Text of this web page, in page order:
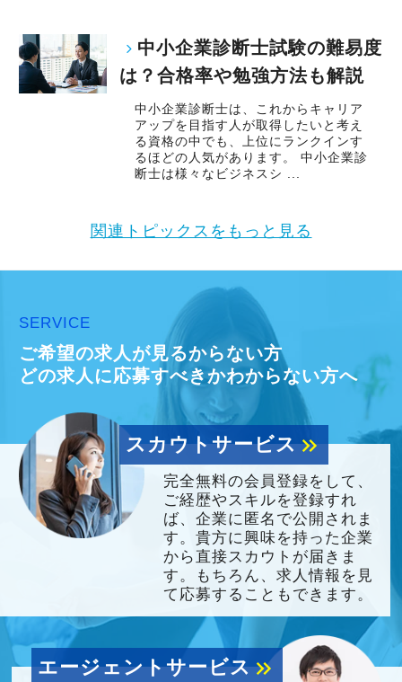
中小企業診断士試験の難易度
は？合格率や勉強方法も解説
中小企業診断士は、これからキャリア
アップを目指す人が取得したいと考え
る資格の中でも、上位にランクインす
るほどの人気があります。 中小企業診
断士は様々なビジネスシ ...
関連トピックスをもっと見る
SERVICE
ご希望の求人が見るからない方
どの求人に応募すべきかわからない方へ
スカウトサービスkeyboard_double_arrow_right
完全無料の会員登録をして、
ご経歴やスキルを登録すれ
ば、企業に匿名で公開されま
す。貴方に興味を持った企業
から直接スカウトが届きま
す。もちろん、求人情報を見
て応募することもできます。
エージェントサービスkeyboard_double_arrow_right